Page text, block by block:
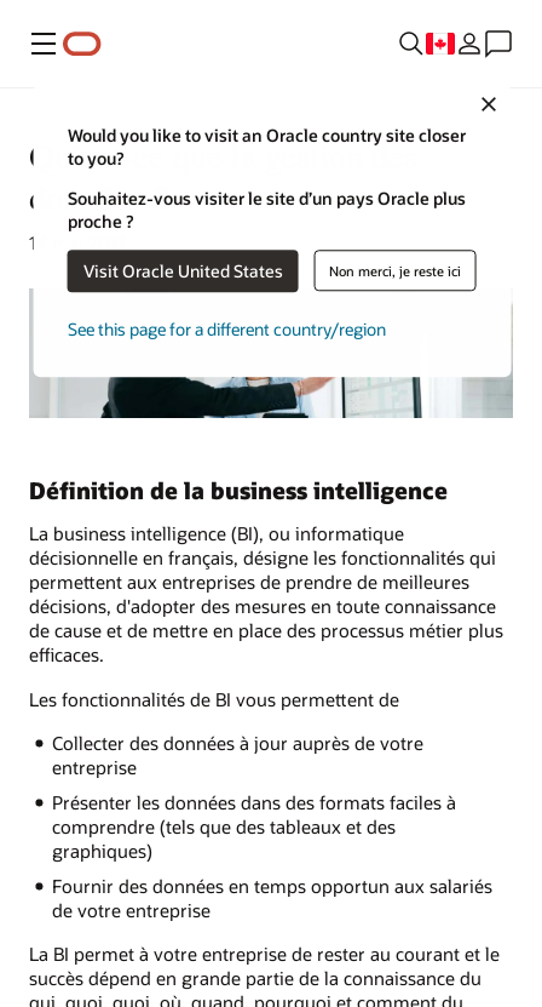
Menu
Would you like to visit an Oracle country site closer
to you?
Souhaitez-vous visiter le site d’un pays Oracle plus
proche ?
Visit Oracle United States Non merci, je reste ici
See this page for a different country/region
Qu’est-ce que la gestion des
données ?
14 mai 2021
Définition de la business intelligence
La business intelligence (BI), ou informatique
décisionnelle en français, désigne les fonctionnalités qui
permettent aux entreprises de prendre de meilleures
décisions, d'adopter des mesures en toute connaissance
de cause et de mettre en place des processus métier plus
efficaces.
Les fonctionnalités de BI vous permettent de
Collecter des données à jour auprès de votre
entreprise
Présenter les données dans des formats faciles à
comprendre (tels que des tableaux et des
graphiques)
Fournir des données en temps opportun aux salariés
de votre entreprise
La BI permet à votre entreprise de rester au courant et le
succès dépend en grande partie de la connaissance du
qui, quoi, quoi, où, quand, pourquoi et comment du